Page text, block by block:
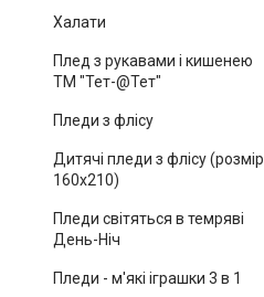
Халати
Плед з рукавами і кишенею
ТМ "Тет-@Тет"
Пледи з флісу
Дитячі пледи з флісу (розмір
160х210)
Пледи світяться в темряві
День-Ніч
Пледи - м'які іграшки 3 в 1